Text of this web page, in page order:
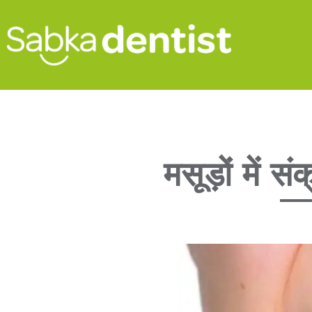
मसूड़ों में